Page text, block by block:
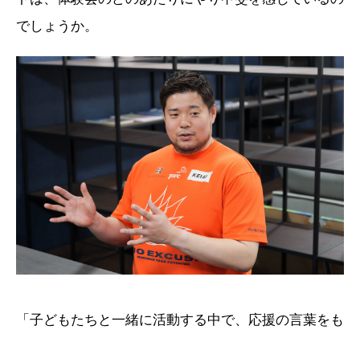
でしょうか。
「子どもたちと一緒に活動する中で、応援の言葉をも